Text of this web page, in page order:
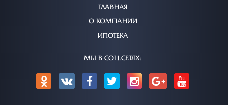
ГЛАВНАЯ
О КОМПАНИИ
ИПОТЕКА
МЫ В СОЦ.СЕТЯХ: